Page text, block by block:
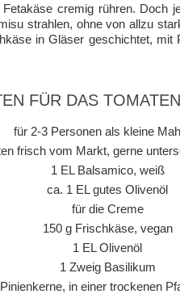
cremig rühren. Doch
strahlen, ohne von allzu
in Gläser geschichtet, mit
FÜR DAS
für 2-3 Personen als kleine
frisch vom Markt, gerne
1 EL Balsamico, weiß
ca. 1 EL gutes Olivenöl
für die Creme
150 g Frischkäse, vegan
1 EL Olivenöl
1 Zweig Basilikum
in einer trockenen